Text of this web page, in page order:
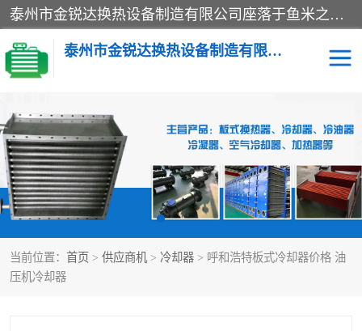
泰州市金锐达换热设备制造有限公司座落于鱼米之乡、祥泰之州一江苏泰州。是一家多年从事换热设备研究、设计、制造、销售、服务于一体的生产企业。
泰州市金锐达换热设备制造有限公司
当前位置： 首页 > 供应商机 > 冷却器 > 呼和浩特板式冷却器价格 油
压机冷却器
冷却器 换热器
散热器 预热器
热交换器